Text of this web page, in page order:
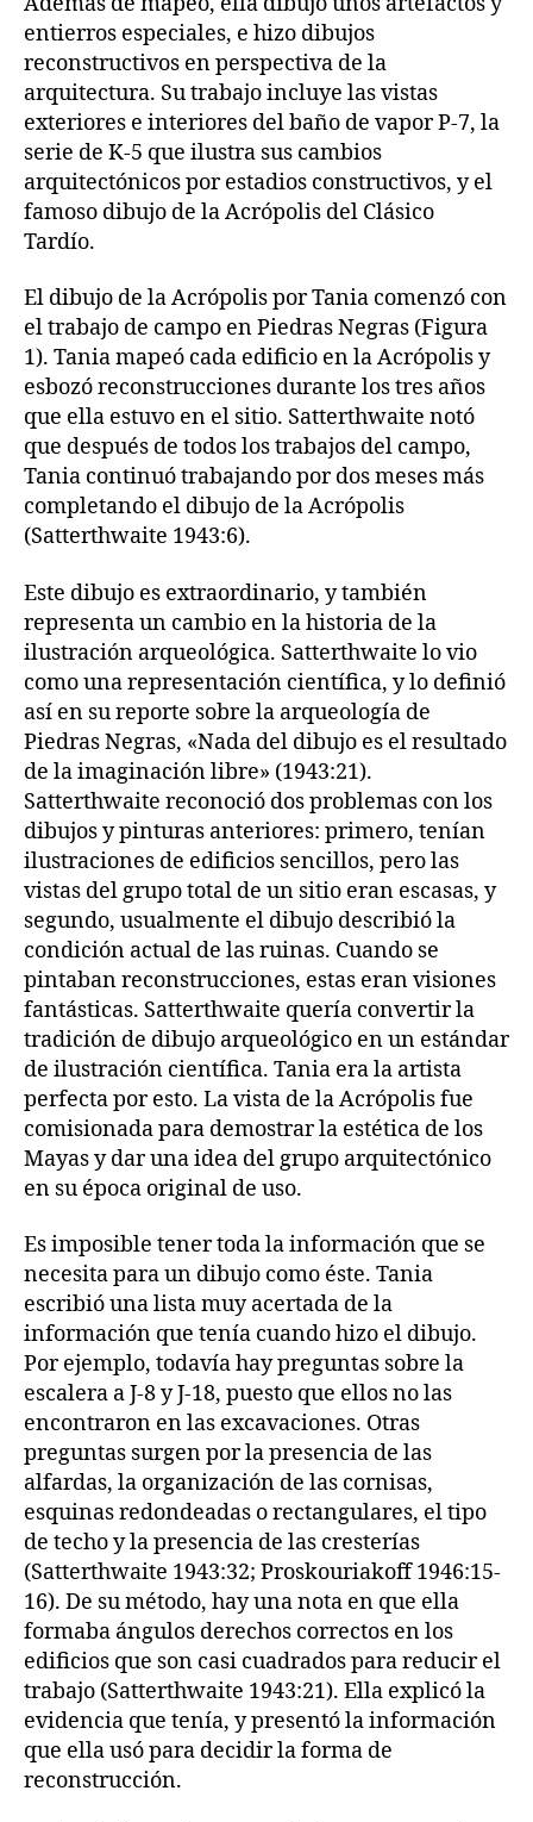
entierros especiales, e hizo dibujos
reconstructivos en perspectiva de la
arquitectura. Su trabajo incluye las vistas
exteriores e interiores del baño de vapor P-7, la
serie de K-5 que ilustra sus cambios
arquitectónicos por estadios constructivos, y el
famoso dibujo de la Acrópolis del Clásico
Tardío.
El dibujo de la Acrópolis por Tania comenzó con
el trabajo de campo en Piedras Negras (Figura
1). Tania mapeó cada edificio en la Acrópolis y
esbozó reconstrucciones durante los tres años
que ella estuvo en el sitio. Satterthwaite notó
que después de todos los trabajos del campo,
Tania continuó trabajando por dos meses más
completando el dibujo de la Acrópolis
(Satterthwaite 1943:6).
Este dibujo es extraordinario, y también
representa un cambio en la historia de la
ilustración arqueológica. Satterthwaite lo vio
como una representación científica, y lo definió
así en su reporte sobre la arqueología de
Piedras Negras, «Nada del dibujo es el resultado
de la imaginación libre» (1943:21).
Satterthwaite reconoció dos problemas con los
dibujos y pinturas anteriores: primero, tenían
ilustraciones de edificios sencillos, pero las
vistas del grupo total de un sitio eran escasas, y
segundo, usualmente el dibujo describió la
condición actual de las ruinas. Cuando se
pintaban reconstrucciones, estas eran visiones
fantásticas. Satterthwaite quería convertir la
tradición de dibujo arqueológico en un estándar
de ilustración científica. Tania era la artista
perfecta por esto. La vista de la Acrópolis fue
comisionada para demostrar la estética de los
Mayas y dar una idea del grupo arquitectónico
en su época original de uso.
Es imposible tener toda la información que se
necesita para un dibujo como éste. Tania
escribió una lista muy acertada de la
información que tenía cuando hizo el dibujo.
Por ejemplo, todavía hay preguntas sobre la
escalera a J-8 y J-18, puesto que ellos no las
encontraron en las excavaciones. Otras
preguntas surgen por la presencia de las
alfardas, la organización de las cornisas,
esquinas redondeadas o rectangulares, el tipo
de techo y la presencia de las cresterías
(Satterthwaite 1943:32; Proskouriakoff 1946:15-
16). De su método, hay una nota en que ella
formaba ángulos derechos correctos en los
edificios que son casi cuadrados para reducir el
trabajo (Satterthwaite 1943:21). Ella explicó la
evidencia que tenía, y presentó la información
que ella usó para decidir la forma de
reconstrucción.